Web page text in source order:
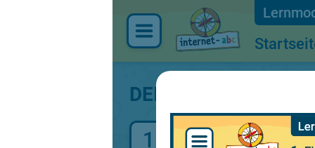
DEINE LERNTHEMEN
1 Einführung